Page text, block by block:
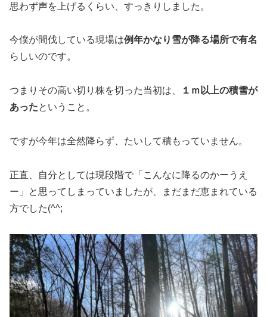
思わず声を上げるくらい、すっきりしました。
今僕が間伐している現場は例年かなり雪が降る場所で有名
らしいのです。
つまりその高い切り株を切った当初は、
１ｍ以上の積雪が
あったということ。
ですが今年は全然降らず、たいして積もっていません。
正直、自分としては現段階で「こんなに降るのかーうえ
ー」と思ってしまっていましたが、まだまだ恵まれている
方でした(^^;